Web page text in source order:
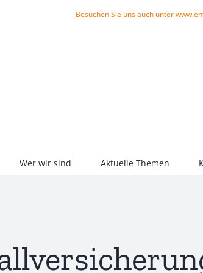
Besuchen Sie uns auch unter
Wer wir sind Aktuelle Themen